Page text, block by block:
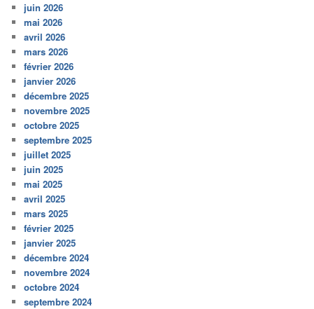
juin 2026
mai 2026
avril 2026
mars 2026
février 2026
janvier 2026
décembre 2025
novembre 2025
octobre 2025
septembre 2025
juillet 2025
juin 2025
mai 2025
avril 2025
mars 2025
février 2025
janvier 2025
décembre 2024
novembre 2024
octobre 2024
septembre 2024